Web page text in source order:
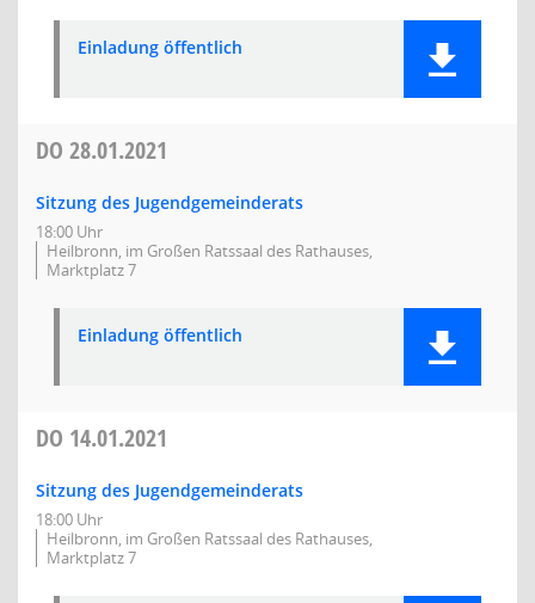
Einladung öffentlich
DO 28.01.2021
Sitzung des Jugendgemeinderats
18:00 Uhr
Heilbronn, im Großen Ratssaal des Rathauses,
Marktplatz 7
Einladung öffentlich
DO 14.01.2021
Sitzung des Jugendgemeinderats
18:00 Uhr
Heilbronn, im Großen Ratssaal des Rathauses,
Marktplatz 7